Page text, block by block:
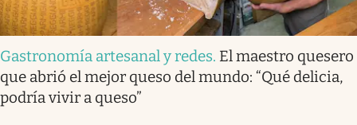
Gastronomía artesanal y redes. El maestro quesero
que abrió el mejor queso del mundo: “Qué delicia,
podría vivir a queso”